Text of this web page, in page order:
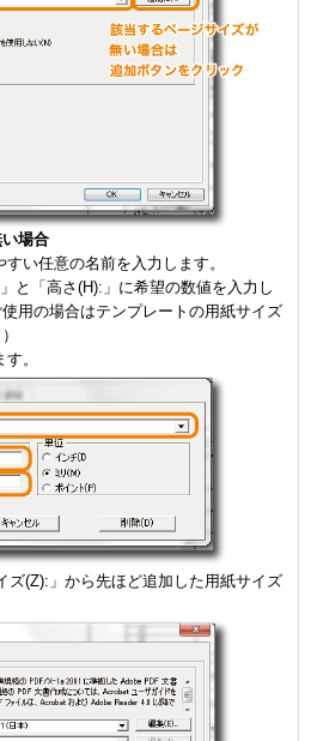
場合
すい任意の名前を入力します。
と「高さ(H):」に希望の数値を入力し
用の場合はテンプレートの用紙サイズ
。
ズ(Z):」から先ほど追加した用紙サイズ